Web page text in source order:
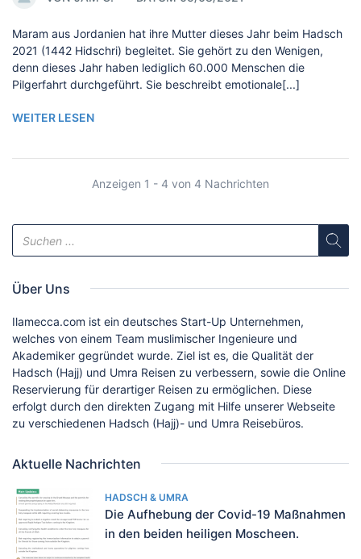
Maram aus Jordanien hat ihre Mutter dieses Jahr beim Hadsch
2021 (1442 Hidschri) begleitet. Sie gehört zu den Wenigen,
denn dieses Jahr haben lediglich 60.000 Menschen die
Pilgerfahrt durchgeführt. Sie beschreibt emotionale[...]
WEITER LESEN
Anzeigen 1 - 4 von 4 Nachrichten
Über Uns
Ilamecca.com ist ein deutsches Start-Up Unternehmen,
welches von einem Team muslimischer Ingenieure und
Akademiker gegründet wurde. Ziel ist es, die Qualität der
Hadsch (Hajj) und Umra Reisen zu verbessern, sowie die Online
Reservierung für derartiger Reisen zu ermöglichen. Diese
erfolgt durch den direkten Zugang mit Hilfe unserer Webseite
zu verschiedenen Hadsch (Hajj)- und Umra Reisebüros.
Aktuelle Nachrichten
HADSCH & UMRA
Die Aufhebung der Covid-19 Maßnahmen
in den beiden heiligen Moscheen.